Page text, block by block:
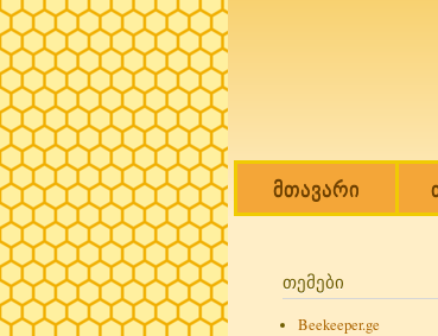
Main menu
მთავარი
თემები
Beekeeper.ge